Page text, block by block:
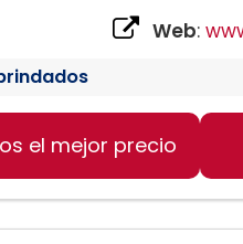
Web:
el mejor precio